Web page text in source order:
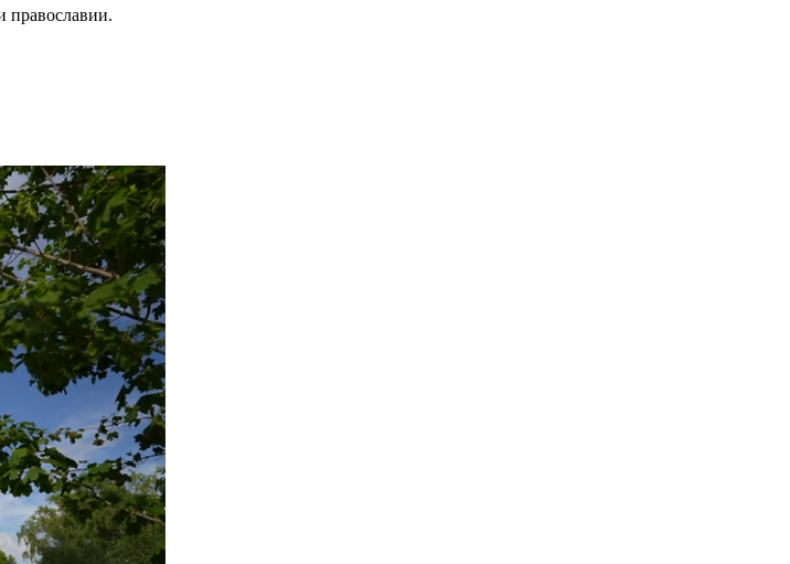
православии.